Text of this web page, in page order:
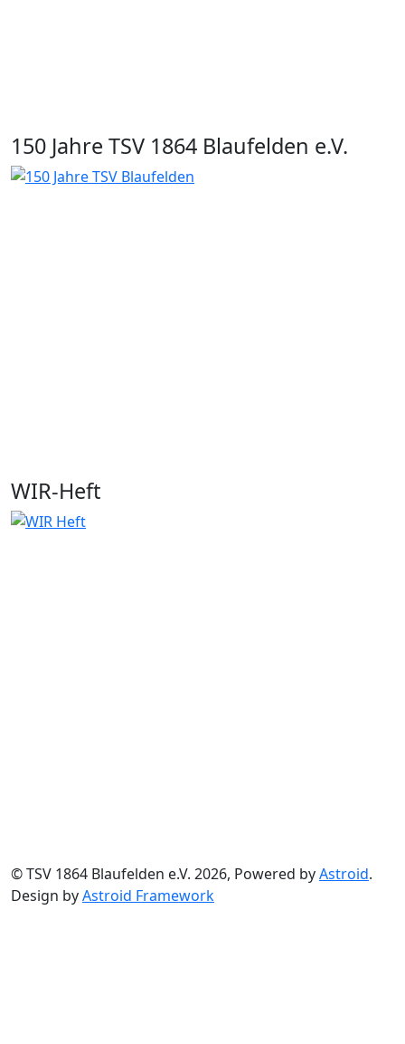
150 Jahre TSV 1864 Blaufelden e.V.
WIR-Heft
© TSV 1864 Blaufelden e.V. 2026, Powered byAstroid.
Design byAstroid Framework